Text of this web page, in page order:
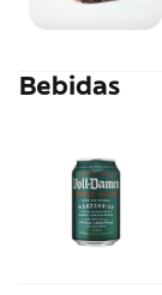
Bebidas